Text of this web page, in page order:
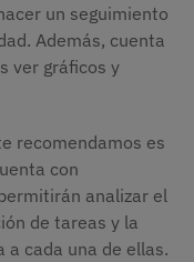
un seguimiento
Además, cuenta
ver gráficos y
recomendamos es
con
analizar el
de tareas y la
a cada una de ellas.